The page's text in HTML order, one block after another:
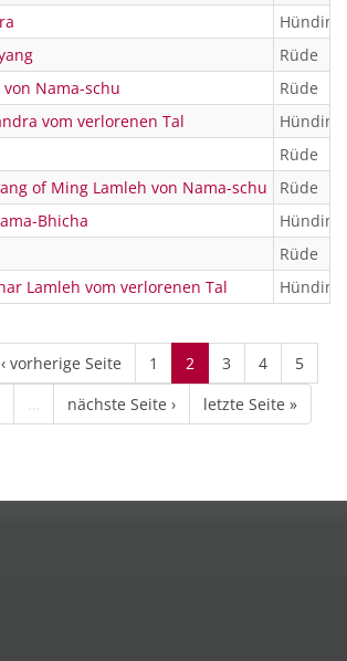
Hündin
Rüde
Nama-schu
Rüde
vom verlorenen Tal
Hündin
Rüde
of Ming Lamleh von Nama-schu
Rüde
Bhicha
Hündin
Rüde
Lamleh vom verlorenen Tal
Hündin
‹ vorherige Seite 1 2 3 4
5
… nächste Seite › letzte Seite »